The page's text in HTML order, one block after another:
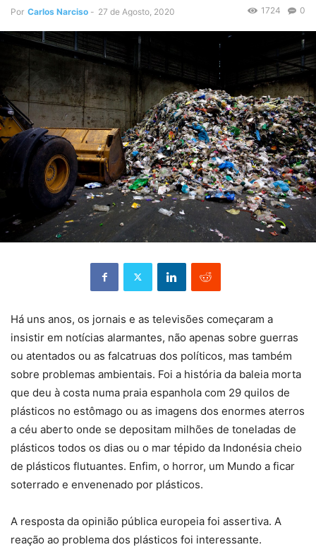
Por Carlos Narciso - 27 de Agosto, 2020 0
1724
Há uns anos, os jornais e as televisões começaram a
insistir em notícias alarmantes, não apenas sobre guerras
ou atentados ou as falcatruas dos políticos, mas também
sobre problemas ambientais. Foi a história da baleia morta
que deu à costa numa praia espanhola com 29 quilos de
plásticos no estômago ou as imagens dos enormes aterros
a céu aberto onde se depositam milhões de toneladas de
plásticos todos os dias ou o mar tépido da Indonésia cheio
de plásticos flutuantes. Enfim, o horror, um Mundo a ficar
soterrado e envenenado por plásticos.
A resposta da opinião pública europeia foi assertiva. A
reação ao problema dos plásticos foi interessante.